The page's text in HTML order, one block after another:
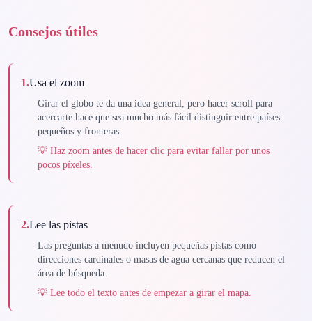
Consejos útiles
1.Usa el zoom
Girar el globo te da una idea general, pero hacer scroll para
acercarte hace que sea mucho más fácil distinguir entre países
pequeños y fronteras.
💡 Haz zoom antes de hacer clic para evitar fallar por unos
pocos píxeles.
2.Lee las pistas
Las preguntas a menudo incluyen pequeñas pistas como
direcciones cardinales o masas de agua cercanas que reducen el
área de búsqueda.
💡 Lee todo el texto antes de empezar a girar el mapa.